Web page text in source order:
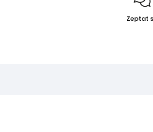
Zeptat